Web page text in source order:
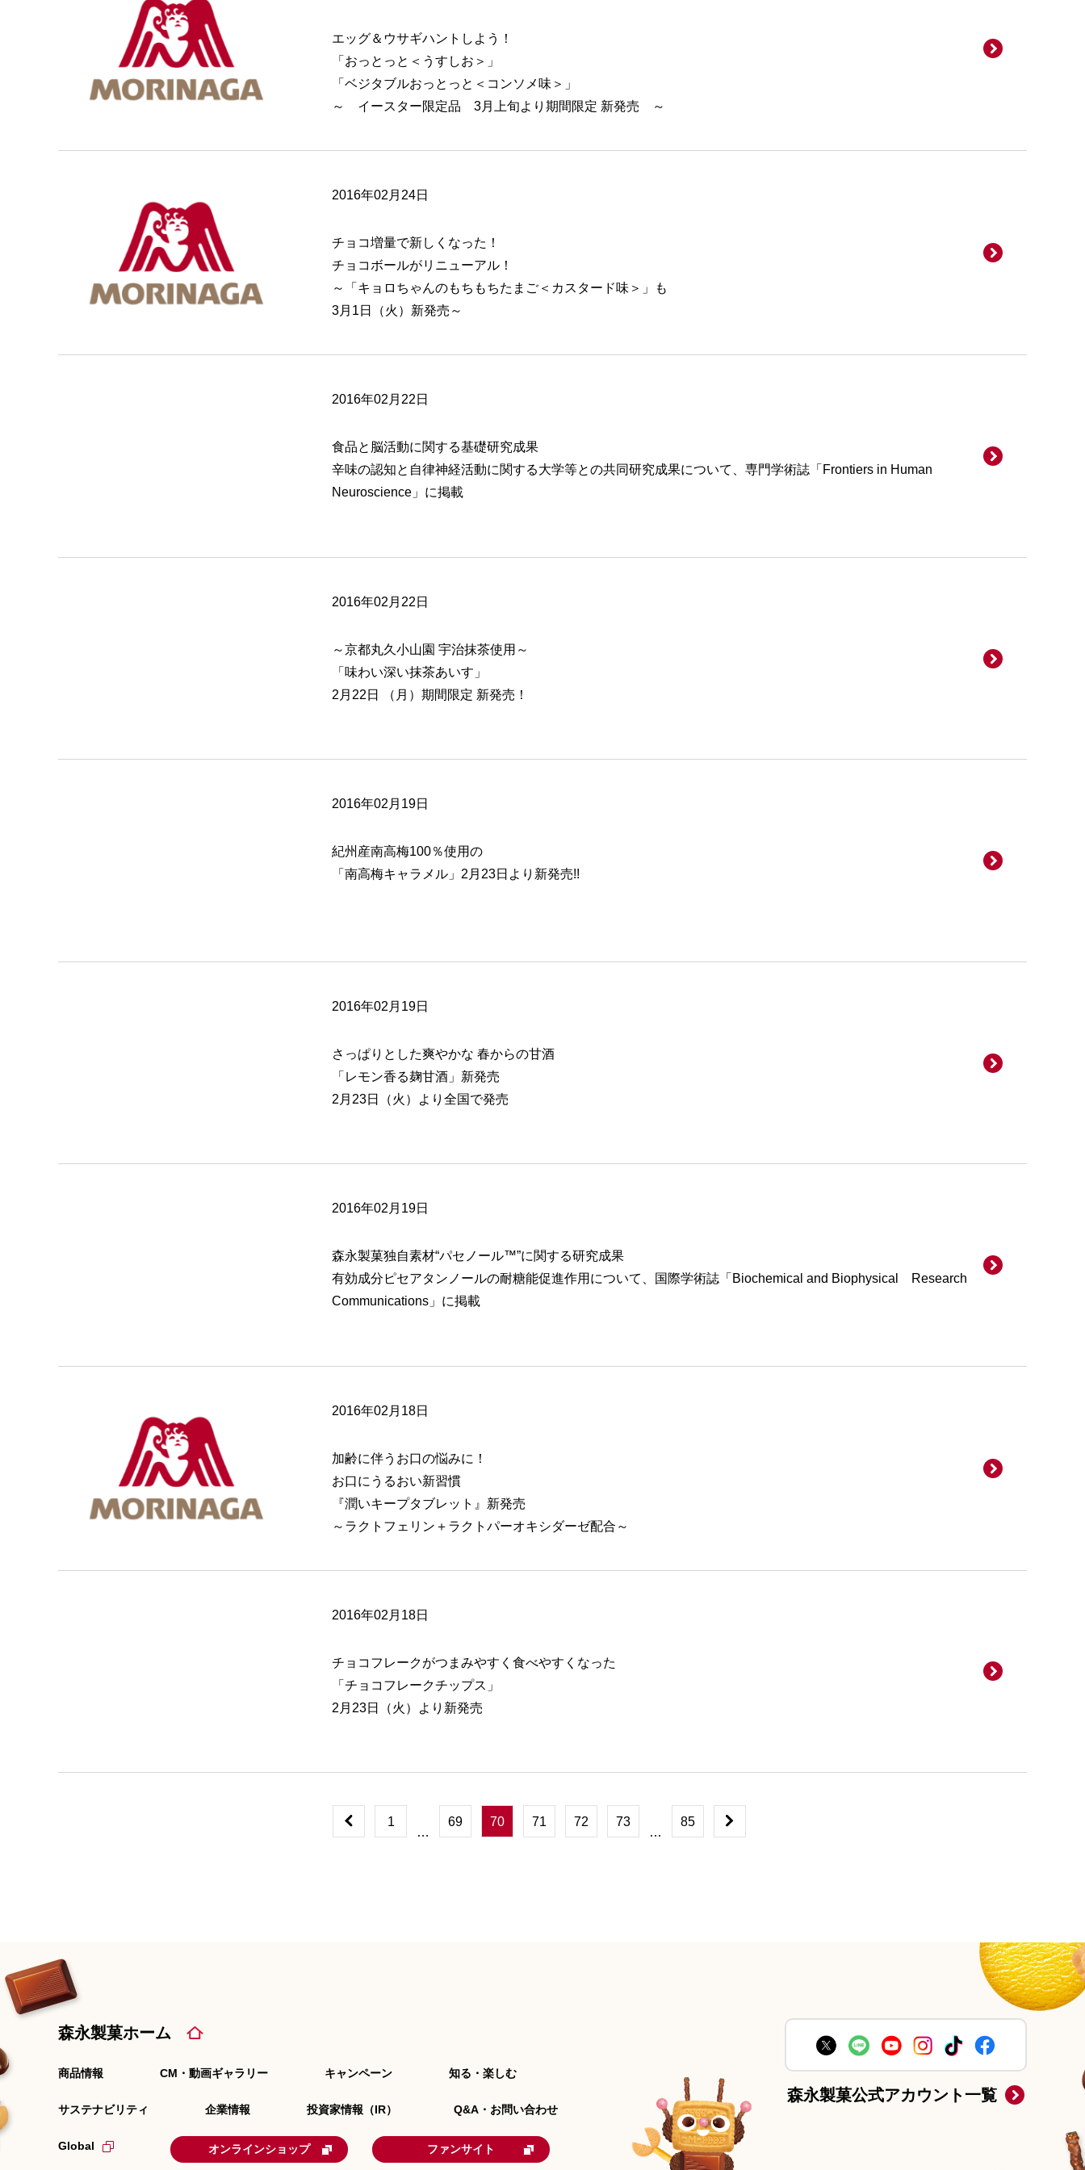
エッグ＆ウサギハントしよう！
「おっとっと＜うすしお＞」
「ベジタブルおっとっと＜コンソメ味＞」
～ イースター限定品 3月上旬より期間限定 新発売 ～
2016年02月24日
チョコ増量で新しくなった！
チョコボールがリニューアル！
～「キョロちゃんのもちもちたまご＜カスタード味＞」も
3月1日（火）新発売～
2016年02月22日
食品と脳活動に関する基礎研究成果
辛味の認知と自律神経活動に関する大学等との共同研究成果について、専門学術誌「Frontiers in Human
Neuroscience」に掲載
2016年02月22日
～京都丸久小山園 宇治抹茶使用～
「味わい深い抹茶あいす」
2月22日 （月）期間限定 新発売！
2016年02月19日
紀州産南高梅100％使用の
「南高梅キャラメル」2月23日より新発売!!
2016年02月19日
さっぱりとした爽やかな 春からの甘酒
「レモン香る麹甘酒」新発売
2月23日（火）より全国で発売
2016年02月19日
森永製菓独自素材“パセノール™”に関する研究成果
有効成分ピセアタンノールの耐糖能促進作用について、国際学術誌「Biochemical and Biophysical Research
Communications」に掲載
2016年02月18日
加齢に伴うお口の悩みに！
お口にうるおい新習慣
『潤いキープタブレット』新発売
～ラクトフェリン＋ラクトパーオキシダーゼ配合～
2016年02月18日
チョコフレークがつまみやすく食べやすくなった
「チョコフレークチップス」
2月23日（火）より新発売
1
…
69 70 71 72 73
…
85
森永製菓ホーム
商品情報 CM・動画ギャラリー キャンペーン 知る・楽しむ
サステナビリティ 企業情報 投資家情報（IR） Q&A・お問い合わせ
Global オンラインショップ ファンサイト
森永製菓公式アカウント一覧